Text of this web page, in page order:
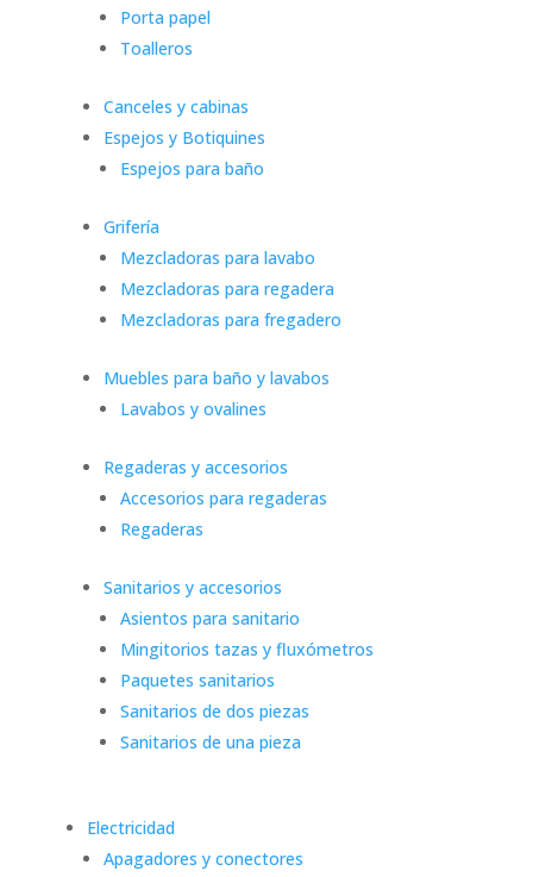
Porta papel
Toalleros
Canceles y cabinas
Espejos y Botiquines
Espejos para baño
Grifería
Mezcladoras para lavabo
Mezcladoras para regadera
Mezcladoras para fregadero
Muebles para baño y lavabos
Lavabos y ovalines
Regaderas y accesorios
Accesorios para regaderas
Regaderas
Sanitarios y accesorios
Asientos para sanitario
Mingitorios tazas y fluxómetros
Paquetes sanitarios
Sanitarios de dos piezas
Sanitarios de una pieza
Electricidad
Apagadores y conectores